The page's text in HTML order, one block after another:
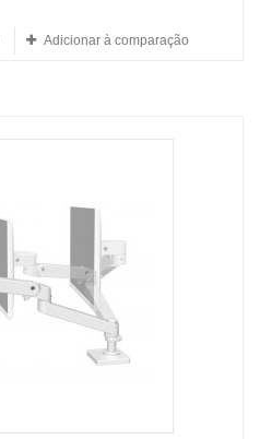
Adicionar à comparação